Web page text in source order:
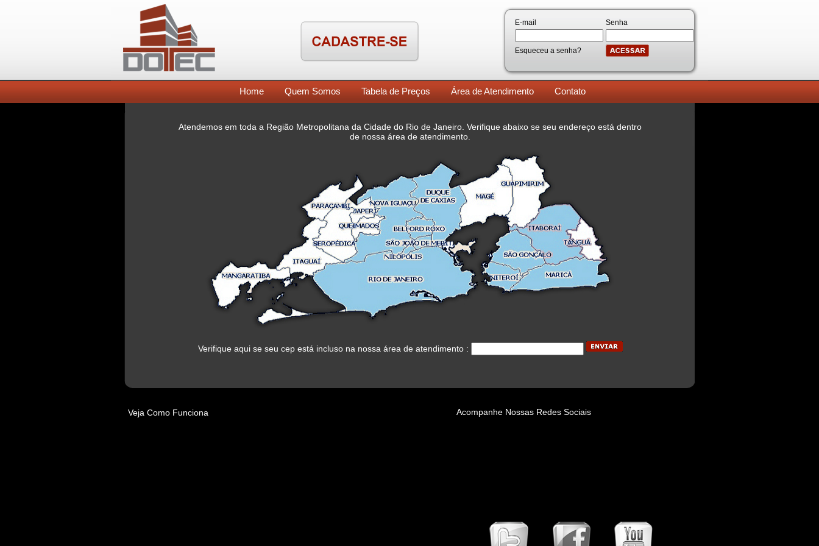
E-mail Senha
Esqueceu a senha?
Home Quem Somos Tabela de Preços Área de Atendimento Contato
Atendemos em toda a Região Metropolitana da Cidade do Rio de Janeiro. Verifique abaixo se seu endereço está dentro
de nossa área de atendimento.
Verifique aqui se seu cep está incluso na nossa área de atendimento :
Veja Como Funciona Acompanhe Nossas Redes Sociais